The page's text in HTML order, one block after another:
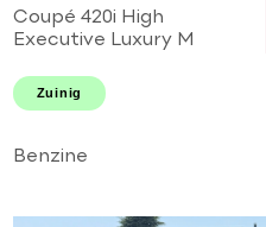
Coupé 420i High
Executive Luxury M
M sport l M 20'LMV l M
diffuser l Navi pro l
Zuinig
Benzine